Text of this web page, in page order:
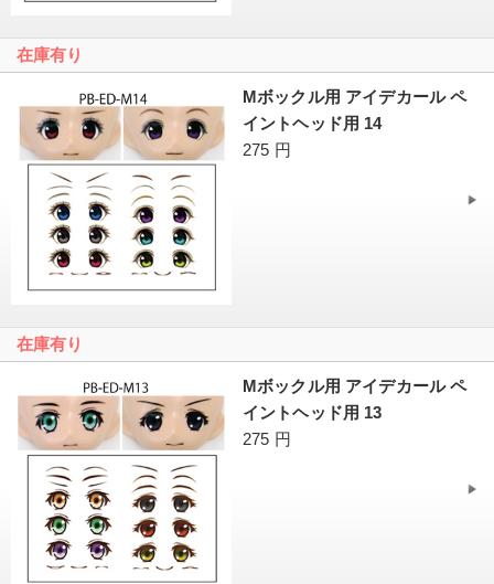
在庫有り
Mボックル用 アイデカール ペ
イントヘッド用 14
275 円
在庫有り
Mボックル用 アイデカール ペ
イントヘッド用 13
275 円